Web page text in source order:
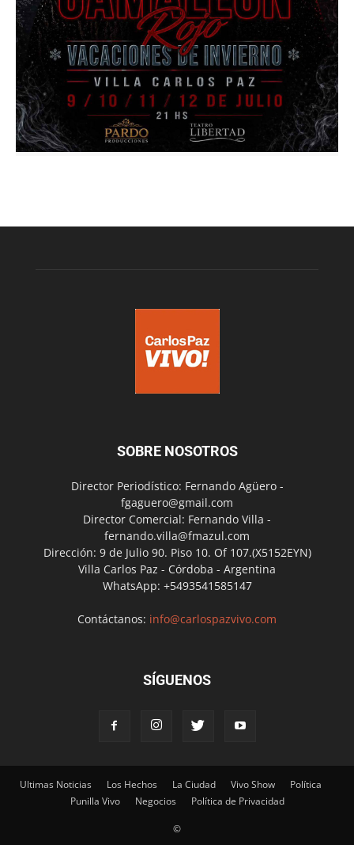
SOBRE NOSOTROS
Director Periodístico: Fernando Agüero -
fgaguero@gmail.com
Director Comercial: Fernando Villa -
fernando.villa@fmazul.com
Dirección: 9 de Julio 90. Piso 10. Of 107.(X5152EYN)
Villa Carlos Paz - Córdoba - Argentina
WhatsApp: +5493541585147
Contáctanos: info@carlospazvivo.com
SÍGUENOS
Ultimas Noticias Los Hechos La Ciudad Vivo Show
Política
Punilla Vivo
Negocios Política de Privacidad
©